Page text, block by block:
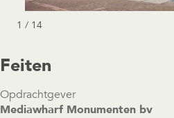
1 / 14
Feiten
Opdrachtgever
Mediawharf Monumenten bv